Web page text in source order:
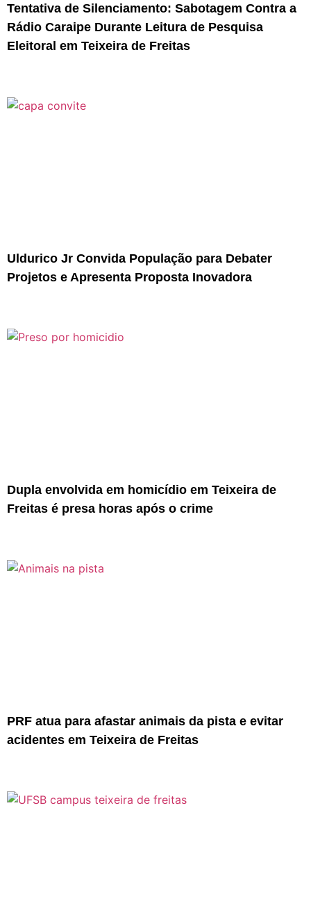
Tentativa de Silenciamento: Sabotagem Contra a
Rádio Caraipe Durante Leitura de Pesquisa
Eleitoral em Teixeira de Freitas
Uldurico Jr Convida População para Debater
Projetos e Apresenta Proposta Inovadora
Dupla envolvida em homicídio em Teixeira de
Freitas é presa horas após o crime
PRF atua para afastar animais da pista e evitar
acidentes em Teixeira de Freitas